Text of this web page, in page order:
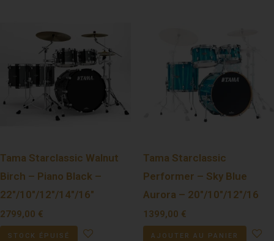
Tama Starclassic Walnut
Birch – Piano Black –
22″/10″/12″/14″/16″
2799,00 €
STOCK ÉPUISÉ
Tama Starclassic
Performer – Sky Blue
Aurora – 20″/10″/12″/16
1399,00 €
AJOUTER AU PANIER